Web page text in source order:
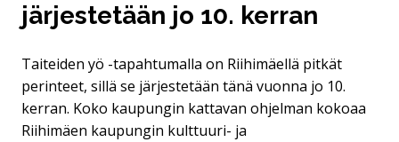
järjestetään jo 10. kerran
Taiteiden yö -tapahtumalla on Riihimäellä pitkät
perinteet, sillä se järjestetään tänä vuonna jo 10.
kerran. Koko kaupungin kattavan ohjelman kokoaa
Riihimäen kaupungin kulttuuri- ja